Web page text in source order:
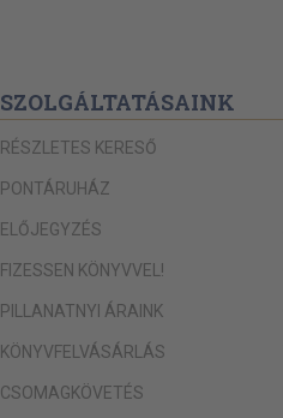
SZOLGÁLTATÁSAINK
RÉSZLETES KERESŐ
PONTÁRUHÁZ
ELŐJEGYZÉS
FIZESSEN KÖNYVVEL!
PILLANATNYI ÁRAINK
KÖNYVFELVÁSÁRLÁS
CSOMAGKÖVETÉS